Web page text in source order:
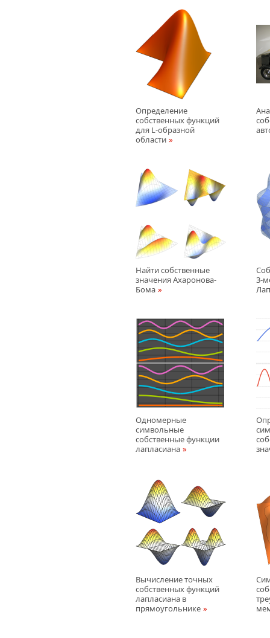
Определение
собственных функций
для L-образной
области
Найти собственные
значения Ахаронова-
Бома
3-
Одномерные
символьные
собственные функции
лапласиана
Вычисление точных
собственных функций
лапласиана в
прямоугольнике